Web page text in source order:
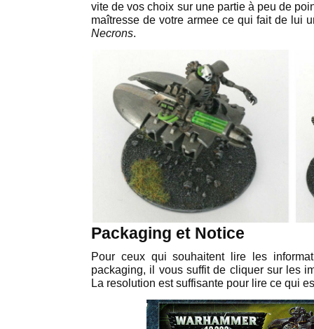
vite de vos choix sur une partie à peu de
maîtresse de votre armee ce qui fait de lui
Necrons.
Packaging et Notice
Pour ceux qui souhaitent lire les
packaging, il vous suffit de cliquer sur les
La resolution est suffisante pour lire ce qui